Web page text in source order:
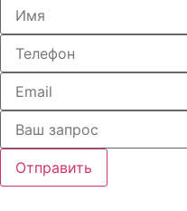
Отправить